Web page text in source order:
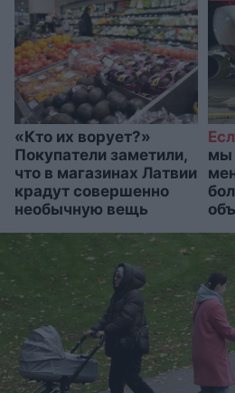
«Кто их ворует?»
Покупатели заметили,
что в магазинах Латвии
крадут совершенно
необычную вещь
мы